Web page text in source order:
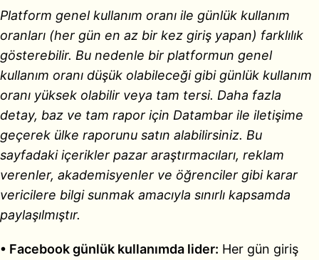
Platform genel kullanım oranı ile günlük kullanım
oranları (her gün en az bir kez giriş yapan) farklılık
gösterebilir. Bu nedenle bir platformun genel
kullanım oranı düşük olabileceği gibi günlük kullanım
oranı yüksek olabilir veya tam tersi. Daha fazla
detay, baz ve tam rapor için Datambar ile iletişime
geçerek ülke raporunu satın alabilirsiniz. Bu
sayfadaki içerikler pazar araştırmacıları, reklam
verenler, akademisyenler ve öğrenciler gibi karar
vericilere bilgi sunmak amacıyla sınırlı kapsamda
paylaşılmıştır.
• Facebook günlük kullanımda lider: Her gün giriş